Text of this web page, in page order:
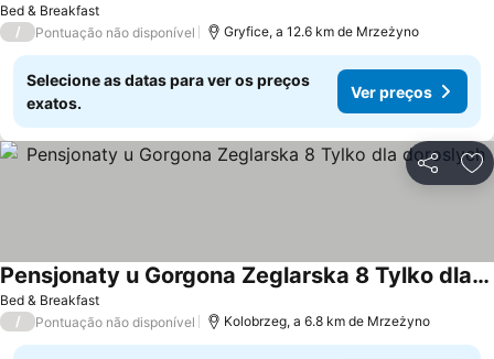
Bed & Breakfast
/ Pontuação não disponível Gryfice, a 12.6 km de Mrzeżyno
Selecione as datas para ver os preços
exatos.
Ver preços
Partilhar
Bed & Breakfast
Pensjonaty u Gorgona Zeglarska 8 Tylko dla doroslych
Ver preços
/ Pontuação não disponível Kolobrzeg, a 6.8 km de Mrzeżyno